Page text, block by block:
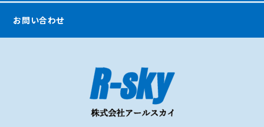
お問い合わせ